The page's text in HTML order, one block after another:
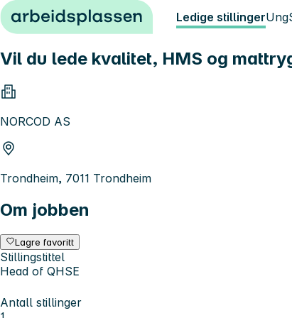
Hopp til innhold Ledige stillingerUng
Vil du lede kvalitet, HMS og
NORCOD AS
Trondheim, 7011 Trondheim
Om jobben
Lagre favoritt
Stillingstittel
Head of QHSE
Antall stillinger